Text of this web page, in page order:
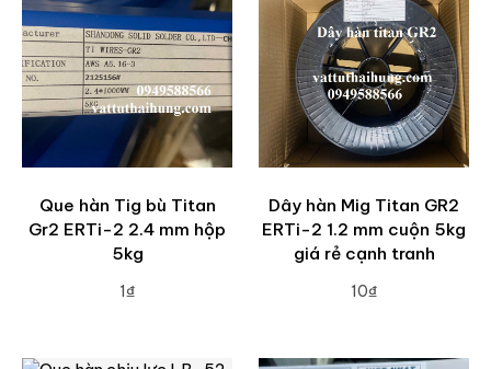
Que hàn Tig bù Titan
Gr2 ERTi-2 2.4 mm hộp
5kg
1₫
Dây hàn Mig Titan GR2
ERTi-2 1.2 mm cuộn 5kg
giá rẻ cạnh tranh
10₫